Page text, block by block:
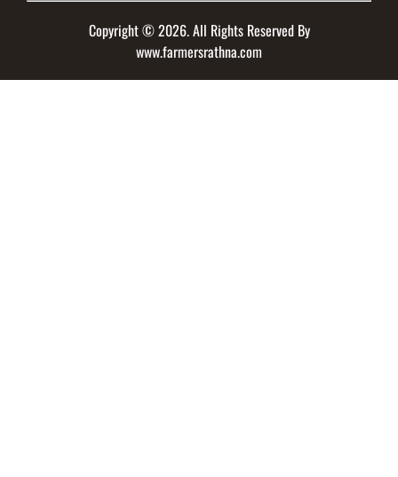
Copyright © 2026. All Rights Reserved By
www.farmersrathna.com